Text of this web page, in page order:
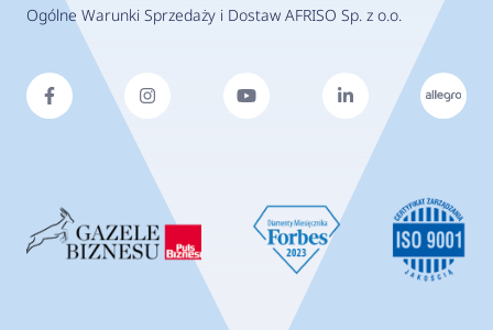
Ogólne Warunki Sprzedaży i Dostaw AFRISO Sp. z o.o.